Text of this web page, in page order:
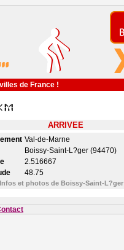
de France !
ARRIVEE
Val-de-Marne
Boissy-Saint-L?ger (94470)
2.516667
48.75
Infos et photos de Boissy-Saint-L?ger